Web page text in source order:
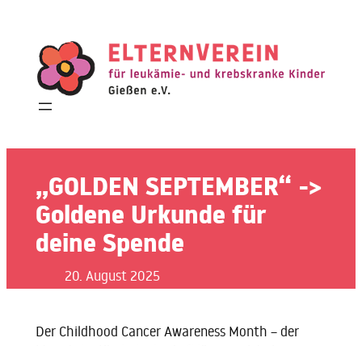
springen
„GOLDEN SEPTEMBER“ ->
Goldene Urkunde für
deine Spende
20. August 2025
Der Childhood Cancer Awareness Month – der